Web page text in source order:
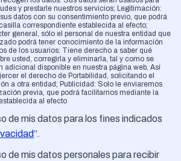
y prestarle nuestros servicios; Legitimación:
datos con su consentimiento previo, que podrá
correspondiente establecida al efecto;
general, sólo el personal de nuestra entidad que
podrá tener conocimiento de la información
de los usuarios: Tiene derecho a saber qué
usted, corregirla y eliminarla, tal y como se
adicional disponible en nuestra página web. Así
el derecho de Portabilidad, solicitando el
a otra entidad; Publicidad: Solo le enviaremos
previa, que podrá facilitarnos mediante la
al efecto
de mis datos para los fines indicados
”.
de mis datos personales para recibir